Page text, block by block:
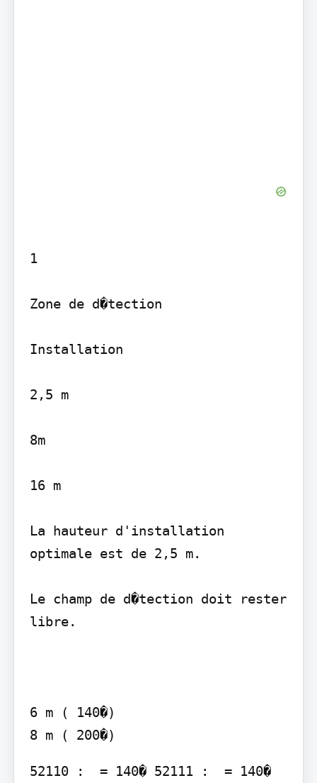
1
Zone de d�tection
Installation
2,5 m
8m
16 m
La hauteur d'installation
optimale est de 2,5 m.
Le champ de d�tection doit rester
libre.
6 m ( 140�)
8 m ( 200�)
52110 :  = 140� 52111 :  = 140�